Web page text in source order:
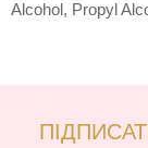
Alcohol, Propyl